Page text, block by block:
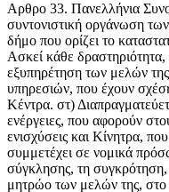
Αρθρο 33. Πανελλήνια
συντονιστική οργάνωση
δήμο που ορίζει το
Ασκεί κάθε δραστηριότητα,
εξυπηρέτηση των μελών
υπηρεσιών, που έχουν
Κέντρα. στ)
ενέργειες, που αφορούν
ενισχύσεις και Κίνητρα,
συμμετέχει σε νομικά
σύγκλησης, τη συγκρότηση,
μητρώο των μελών της, στο